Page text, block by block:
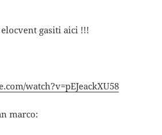
gasiti aici !!!
watch?v=pEJeackXU58
marco: